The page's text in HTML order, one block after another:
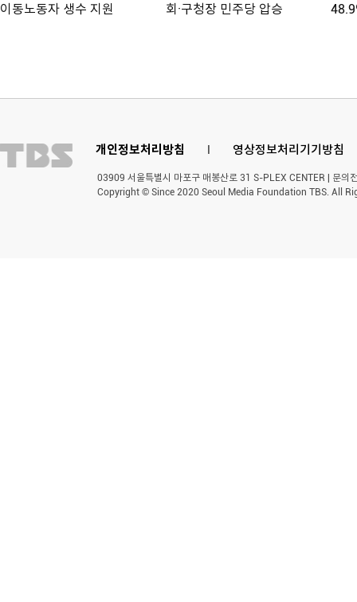
이동노동자 생수 지원
회·구청장 민주당 압승
개인정보처리방침 l 영상정보처리기기방침
03909 서울특별시 마포구 매봉산로 31 S-PLEX CENTER | 문
Copyright © Since 2020 Seoul Media Foundation TBS. All